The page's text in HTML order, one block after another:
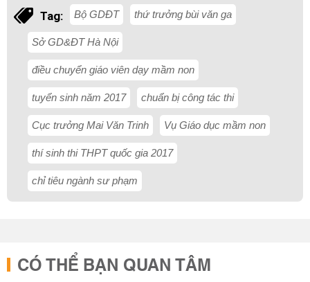
Tag: Bộ GDĐT thứ trưởng bùi văn ga
Sở GD&ĐT Hà Nội
điều chuyển giáo viên dạy mầm non
tuyển sinh năm 2017 chuẩn bị công tác thi
Cục trưởng Mai Văn Trinh Vụ Giáo dục mầm non
thí sinh thi THPT quốc gia 2017
chỉ tiêu ngành sư phạm
CÓ THỂ BẠN QUAN TÂM